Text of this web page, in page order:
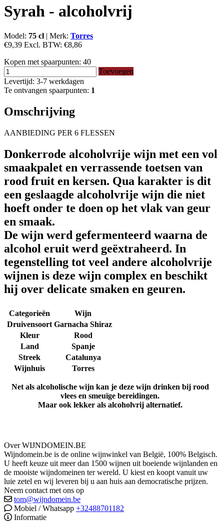
Syrah - alcoholvrij
Model: 75 cl | Merk: Torres
€9,39 Excl. BTW: €8,86
Kopen met spaarpunten: 40
Toevoegen
Levertijd: 3-7 werkdagen
Te ontvangen spaarpunten: 1
Omschrijving
AANBIEDING PER 6 FLESSEN
Donkerrode alcoholvrije wijn met een vol
smaakpalet en verrassende toetsen van
rood fruit en kersen. Qua karakter is dit
een geslaagde alcoholvrije wijn die niet
hoeft onder te doen op het vlak van geur
en smaak.
De wijn werd gefermenteerd waarna de
alcohol eruit werd geëxtraheerd. In
tegenstelling tot veel andere alcoholvrije
wijnen is deze wijn complex en beschikt
hij over delicate smaken en geuren.
Categorieën
Wijn
Druivensoort Garnacha Shiraz
Kleur
Rood
Land
Spanje
Streek
Catalunya
Wijnhuis
Torres
Net als alcoholische wijn kan je deze wijn drinken bij rood
vlees en smeuïge bereidingen.
Maar ook lekker als alcoholvrij alternatief.
Over WIJNDOMEIN.BE
Wijndomein.be is de online wijnwinkel van België, 100% Belgisch.
U heeft keuze uit meer dan 1500 wijnen uit boeiende wijnlanden en
de mooiste wijndomeinen ter wereld. U kiest en koopt vanuit uw
luie zetel en wij leveren bij u aan huis aan democratische prijzen.
Neem contact met ons op
tom@wijndomein.be
Mobiel / Whatsapp +32488701182
Informatie